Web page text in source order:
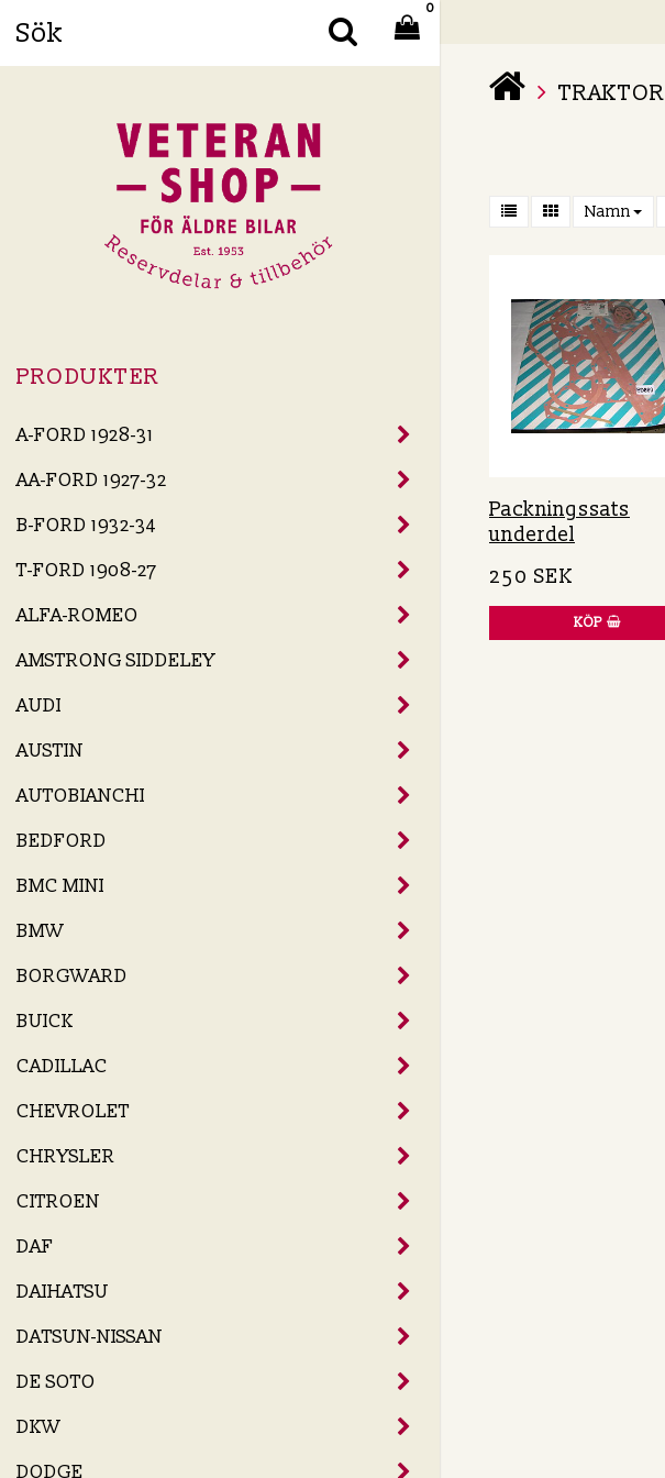
0
Din varukorg är tom
PRODUKTER
A-FORD 1928-31
AA-FORD 1927-32
B-FORD 1932-34
T-FORD 1908-27
ALFA-ROMEO
AMSTRONG SIDDELEY
AUDI
AUSTIN
AUTOBIANCHI
BEDFORD
BMC MINI
BMW
BORGWARD
BUICK
CADILLAC
CHEVROLET
CHRYSLER
CITROEN
DAF
DAIHATSU
DATSUN-NISSAN
DE SOTO
DKW
DODGE
TRAKTOR
Namn
Packningssats
underdel
250 SEK
KÖP